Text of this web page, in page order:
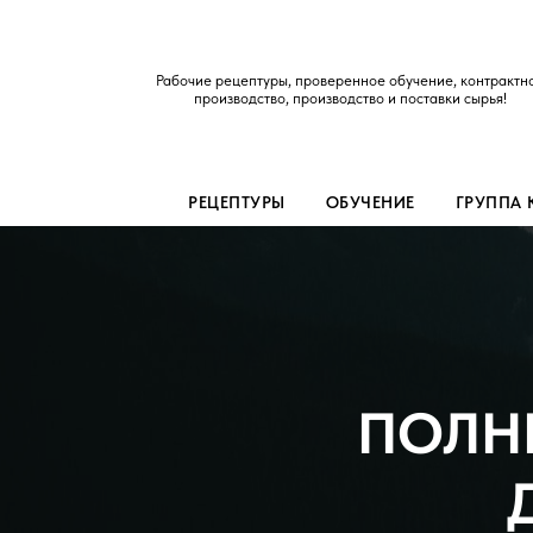
Рабочие рецептуры, проверенное обучение,
производство, производство и поставки сырья!
РЕЦЕПТУРЫ ОБУЧЕНИЕ ГРУППА